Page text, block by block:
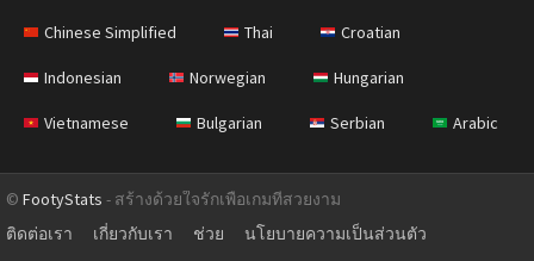
Chinese Simplified Thai Croatian
Indonesian Norwegian Hungarian
Vietnamese Bulgarian Serbian Arabic
© FootyStats - สร้างด้วยใจรักเพื่อเกมที่สวยงาม
ติดต่อเรา
เกี่ยวกับเรา ช่วย นโยบายความเป็นส่วนตัว